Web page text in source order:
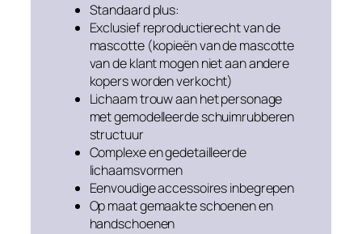
Standaard plus:
Exclusief reproductierecht van de
mascotte (kopieën van de mascotte
van de klant mogen niet aan andere
kopers worden verkocht)
Lichaam trouw aan het personage
met gemodelleerde schuimrubberen
structuur
Complexe en gedetailleerde
lichaamsvormen
Eenvoudige accessoires inbegrepen
Op maat gemaakte schoenen en
handschoenen